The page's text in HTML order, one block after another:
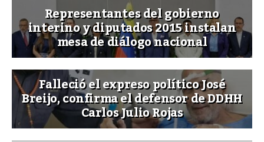
Representantes del gobierno
interino y diputados 2015 instalan
mesa de diálogo nacional
Falleció el expreso político José
Breijo, confirma el defensor de DDHH
Carlos Julio Rojas